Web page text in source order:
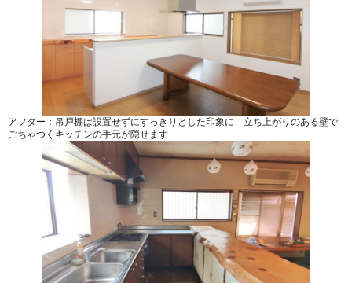
アフター：吊戸棚は設置せずにすっきりとした印象に 立ち上がりのある壁で
ごちゃつくキッチンの手元が隠せます